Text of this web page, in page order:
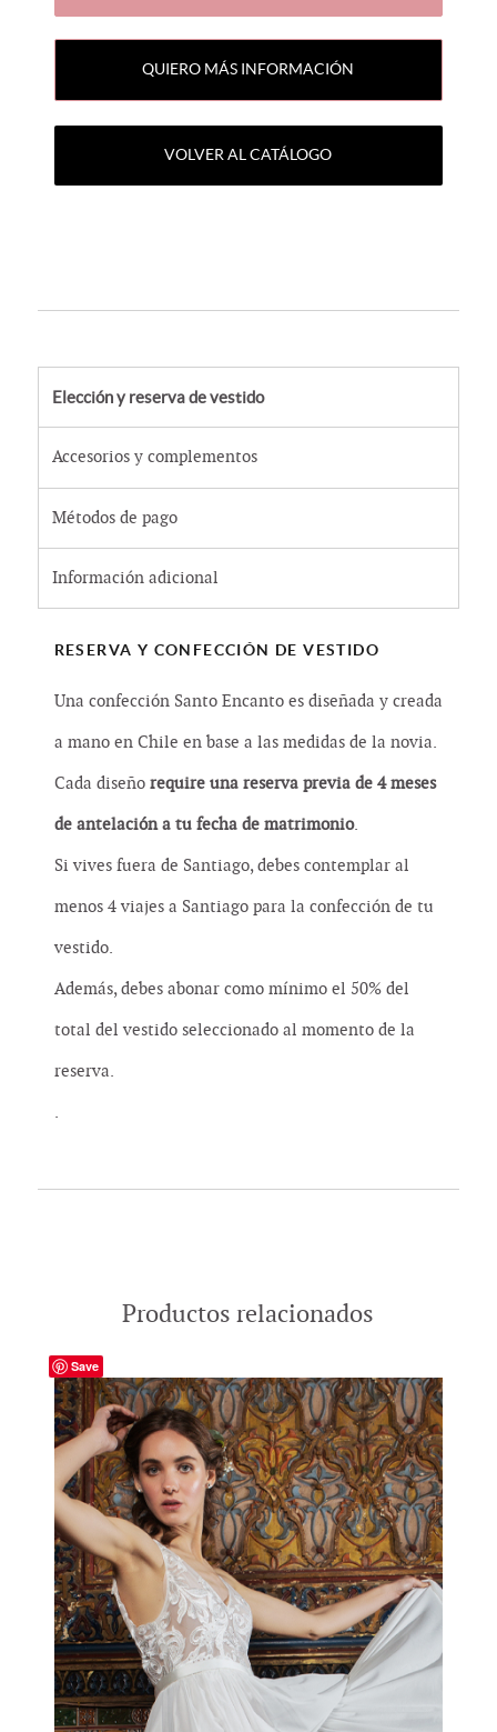
QUIERO MÁS INFORMACIÓN
VOLVER AL CATÁLOGO
Elección y reserva de vestido
Accesorios y complementos
Métodos de pago
Información adicional
RESERVA Y CONFECCIÓN DE VESTIDO
Una confección Santo Encanto es diseñada y creada
a mano en Chile en base a las medidas de la novia.
Cada diseño require una reserva previa de 4 meses
de antelación a tu fecha de matrimonio.
Si vives fuera de Santiago, debes contemplar al
menos 4 viajes a Santiago para la confección de tu
vestido.
Además, debes abonar como mínimo el 50% del
total del vestido seleccionado al momento de la
reserva.
.
Productos relacionados
Save
-